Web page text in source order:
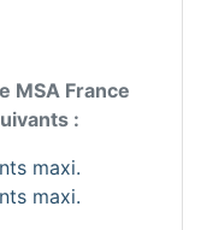
MSA France
:
maxi.
maxi.